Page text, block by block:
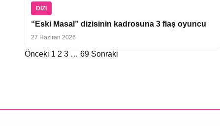
DIZI
“Eski Masal” dizisinin kadrosuna 3 flaş oyuncu
27 Haziran 2026
Yazı
Önceki 1 2 3 … 69 Sonraki